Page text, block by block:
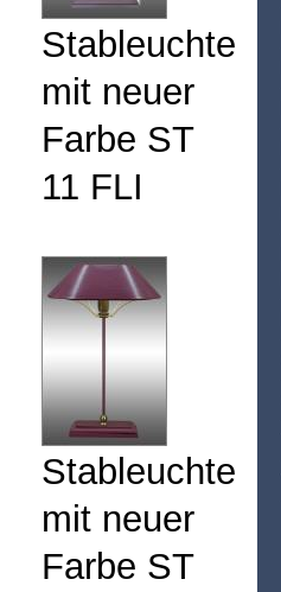
Stableuchte
mit neuer
Farbe ST
11 FLI
Stableuchte
mit neuer
Farbe ST